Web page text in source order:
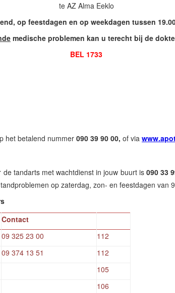
te AZ Alma Eeklo
op feestdagen en op weekdagen tussen
medische problemen kan u terecht bij de
BEL 1733
het betalend nummer 090 39 90 00, of via
tandarts met wachtdienst in jouw buurt is 090 33
op zaterdag, zon- en feestdagen van
Contact
09 325 23 00
112
09 374 13 51
112
105
106